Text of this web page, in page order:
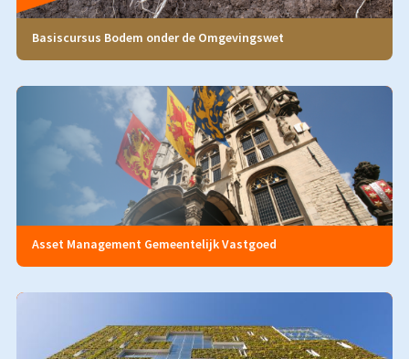
Basiscursus Bodem onder de Omgevingswet
Asset Management Gemeentelijk Vastgoed